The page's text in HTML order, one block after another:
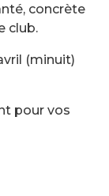
concrète
club.
(minuit)
pour vos